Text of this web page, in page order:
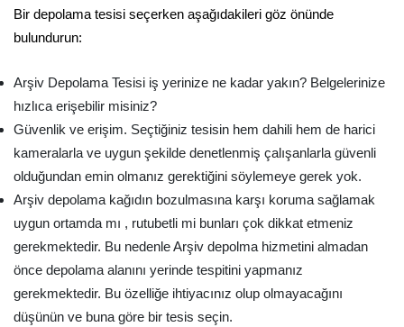
Bir depolama tesisi seçerken aşağıdakileri göz önünde
bulundurun:
Arşiv Depolama Tesisi iş yerinize ne kadar yakın? Belgelerinize
hızlıca erişebilir misiniz?
Güvenlik ve erişim. Seçtiğiniz tesisin hem dahili hem de harici
kameralarla ve uygun şekilde denetlenmiş çalışanlarla güvenli
olduğundan emin olmanız gerektiğini söylemeye gerek yok.
Arşiv depolama kağıdın bozulmasına karşı koruma sağlamak
uygun ortamda mı , rutubetli mi bunları çok dikkat etmeniz
gerekmektedir. Bu nedenle Arşiv depolma hizmetini almadan
önce depolama alanını yerinde tespitini yapmanız
gerekmektedir. Bu özelliğe ihtiyacınız olup olmayacağını
düşünün ve buna göre bir tesis seçin.